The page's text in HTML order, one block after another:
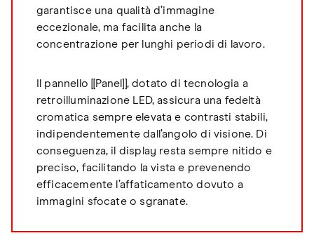
garantisce una qualità d’immagine
eccezionale, ma facilita anche la
concentrazione per lunghi periodi di lavoro.
Il pannello [[Panel]], dotato di tecnologia a
retroilluminazione LED, assicura una fedeltà
cromatica sempre elevata e contrasti stabili,
indipendentemente dall’angolo di visione. Di
conseguenza, il display resta sempre nitido e
preciso, facilitando la vista e prevenendo
efficacemente l’affaticamento dovuto a
immagini sfocate o sgranate.